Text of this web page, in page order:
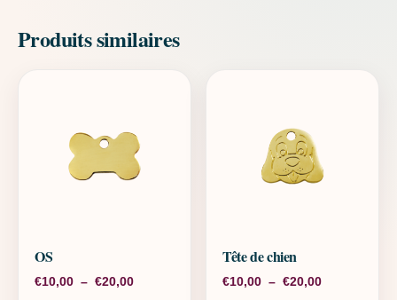
Produits similaires
OS
€10,00 – €20,00Plage de prix : €10,00 à €20,00
Tête de chien
€10,00 – €20,00Plage de